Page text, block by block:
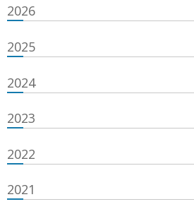
2026
2025
2024
2023
2022
2021